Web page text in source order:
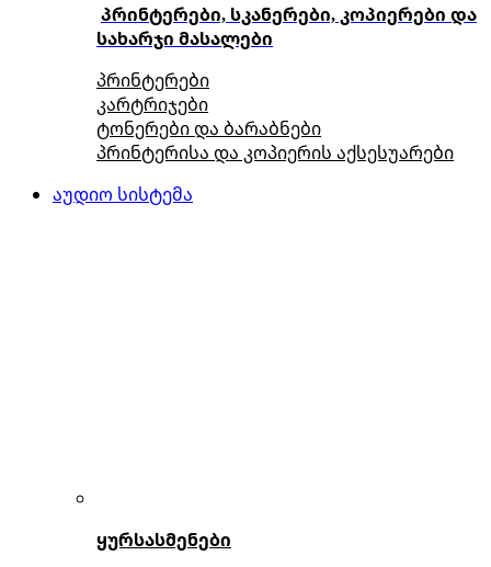
პრინტერები, სკანერები, კოპიერები და
სახარჯი მასალები
პრინტერები
კარტრიჯები
ტონერები და ბარაბნები
პრინტერისა და კოპიერის აქსესუარები
აუდიო სისტემა
ყურსასმენები